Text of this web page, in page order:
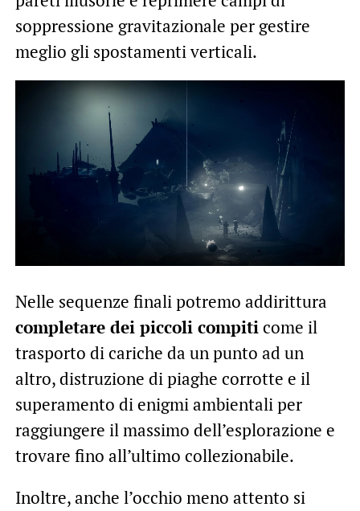
soppressione gravitazionale per gestire
meglio gli spostamenti verticali.
Nelle sequenze finali potremo addirittura
completare dei piccoli compiticome il
trasporto di cariche da un punto ad un
altro, distruzione di piaghe corrotte e il
superamento di enigmi ambientali per
raggiungere il massimo dell’esplorazione e
trovare fino all’ultimo collezionabile.
Inoltre, anche l’occhio meno attento si